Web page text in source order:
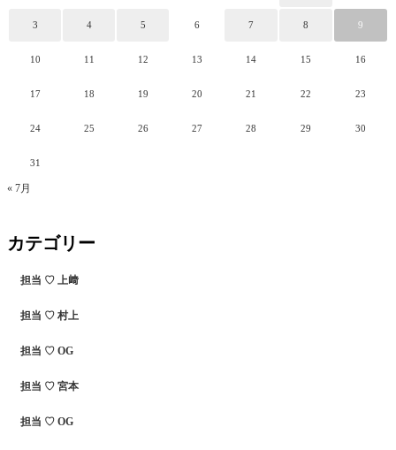
3 4 5 6 7 8 9
10 11 12 13 14 15 16
17 18 19 20 21 22 23
24 25 26 27 28 29 30
31
« 7月
カテゴリー
担当 ♡ 上﨑
担当 ♡ 村上
担当 ♡ OG
担当 ♡ 宮本
担当 ♡ OG